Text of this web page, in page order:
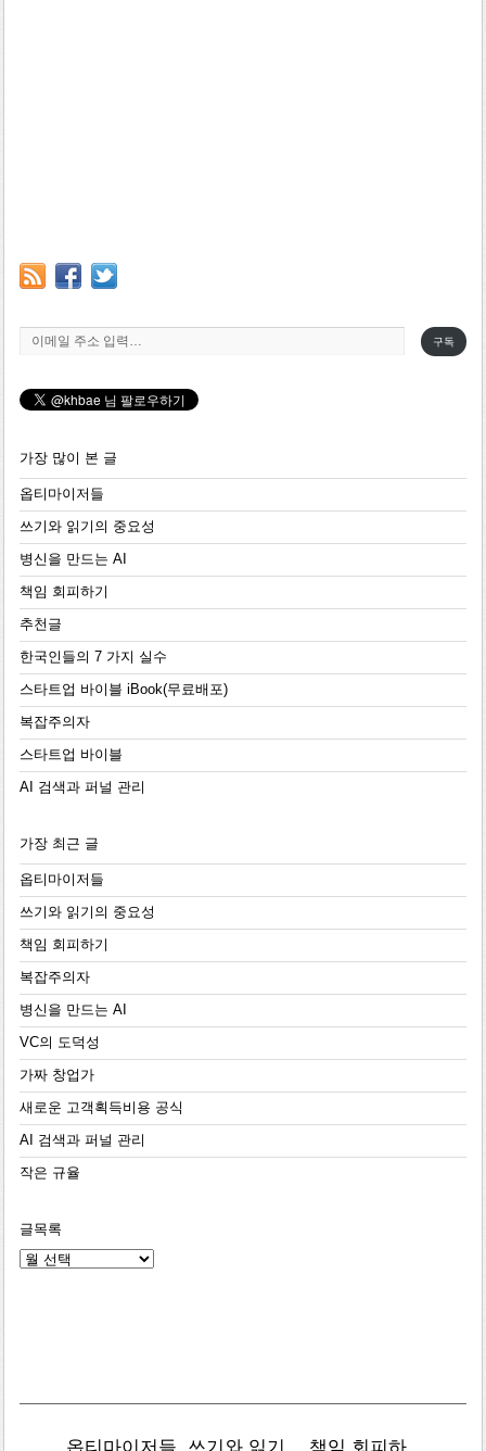
이메일 주소 입력…
구독
가장 많이 본 글
옵티마이저들
쓰기와 읽기의 중요성
병신을 만드는 AI
책임 회피하기
추천글
한국인들의 7 가지 실수
스타트업 바이블 iBook(무료배포)
복잡주의자
스타트업 바이블
AI 검색과 퍼널 관리
가장 최근 글
옵티마이저들
쓰기와 읽기의 중요성
책임 회피하기
복잡주의자
병신을 만드는 AI
VC의 도덕성
가짜 창업가
새로운 고객획득비용 공식
AI 검색과 퍼널 관리
작은 규율
글목록
글